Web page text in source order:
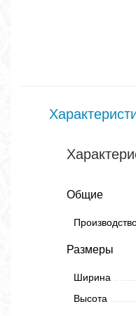
Общие
Размеры
Ширина
Высота